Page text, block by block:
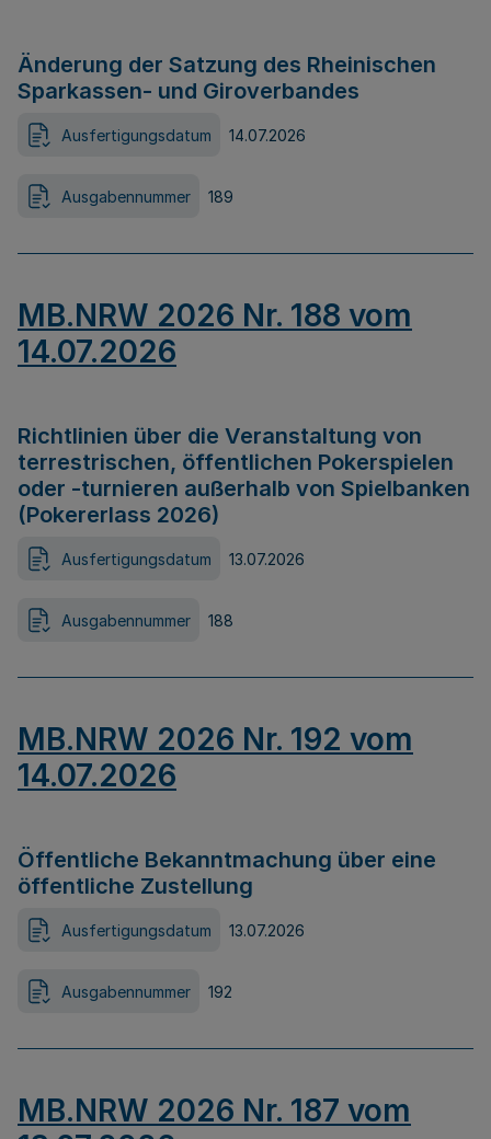
Änderung der Satzung des Rheinischen
Sparkassen- und Giroverbandes
Ausfertigungsdatum 14.07.2026
Ausgabennummer 189
MB.NRW 2026 Nr. 188 vom
14.07.2026
Richtlinien über die Veranstaltung von
terrestrischen, öffentlichen Pokerspielen
oder -turnieren außerhalb von Spielbanken
(Pokererlass 2026)
Ausfertigungsdatum 13.07.2026
Ausgabennummer 188
MB.NRW 2026 Nr. 192 vom
14.07.2026
Öffentliche Bekanntmachung über eine
öffentliche Zustellung
Ausfertigungsdatum 13.07.2026
Ausgabennummer 192
MB.NRW 2026 Nr. 187 vom